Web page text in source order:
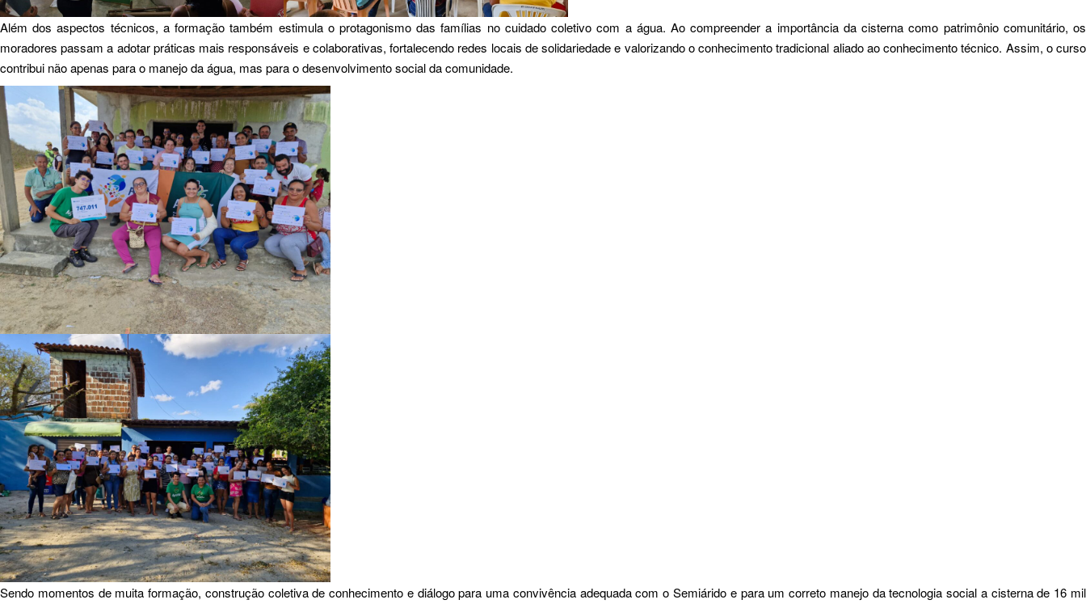
Além dos aspectos técnicos, a formação também estimula o protagonismo das famílias no cuidado coletivo com a água. Ao compreender a importância da cisterna como patrimônio comunitário, os
moradores passam a adotar práticas mais responsáveis e colaborativas, fortalecendo redes locais de solidariedade e valorizando o conhecimento tradicional aliado ao conhecimento técnico. Assim, o curso
contribui não apenas para o manejo da água, mas para o desenvolvimento social da comunidade.
Sendo momentos de muita formação, construção coletiva de conhecimento e diálogo para uma convivência adequada com o Semiárido e para um correto manejo da tecnologia social a cisterna de 16 mil